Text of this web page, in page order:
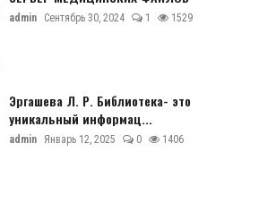
admin Сентябрь 30, 2024 1 1529
Эргашева Л. Р. Библиотека- это
уникальный информац...
admin Январь 12, 2025 0 1406